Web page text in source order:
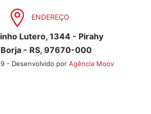
ENDEREÇO
Lutero, 1344 - Pirahy
Borja - RS, 97670-000
- Desenvolvido por Agência Moov